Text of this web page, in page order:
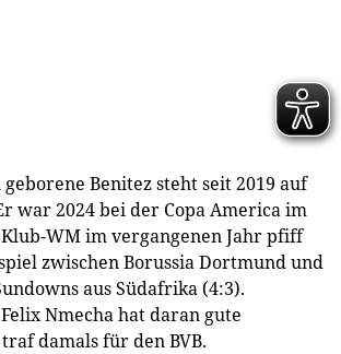
Benitez steht seit 2019 auf
war 2024 bei der Copa America im
WM im vergangenen Jahr pfiff
zwischen Borussia Dortmund und
aus Südafrika (4:3).
Nmecha hat daran gute
damals für den BVB.